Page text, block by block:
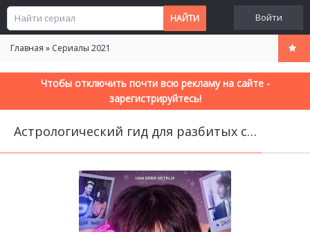
Войти
Главная » Сериалы 2021
Чтобы отключить почти всю рекламу на сайте -
зарегистрируйтесь!
Астрологический гид для разбитых сердец